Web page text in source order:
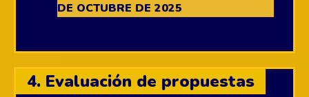
DE OCTUBRE DE 2025
4. Evaluación de propuestas